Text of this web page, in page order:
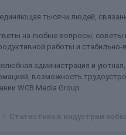
тысячи людей,
на любые вопросы,
работы и
администрация и
возможность
WCB Media Group.
Статистика в индустрии